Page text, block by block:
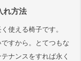
れ方法
使える椅子です。
すから。とてつもな
ナンスをすれば永く